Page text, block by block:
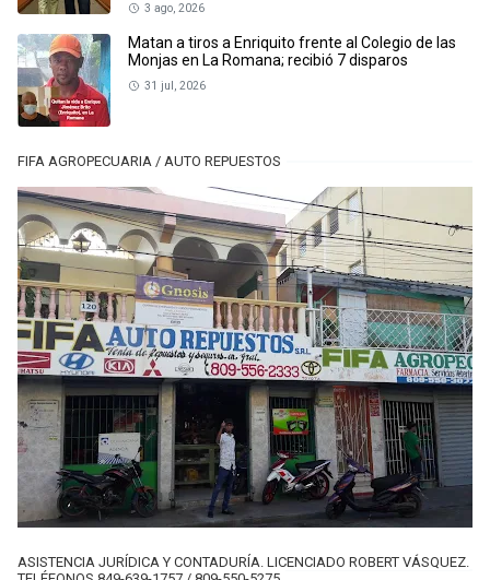
3 ago, 2026
Matan a tiros a Enriquito frente al Colegio de las
Monjas en La Romana; recibió 7 disparos
31 jul, 2026
FIFA AGROPECUARIA / AUTO REPUESTOS
ASISTENCIA JURÍDICA Y CONTADURÍA. LICENCIADO ROBERT VÁSQUEZ.